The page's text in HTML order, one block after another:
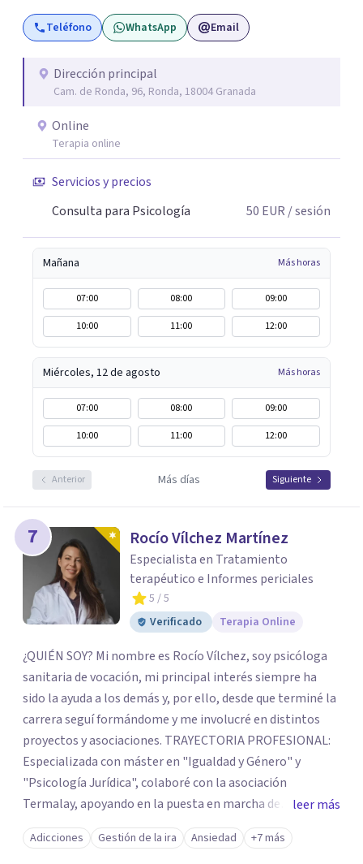
Entiendo la terapia como un espacio de
acompañamiento donde poder dar sentido a lo que
permitan vivir con mayor equilibrio y bienestar.
Teléfono WhatsApp Email
Dirección principal
Cam. de Ronda, 96, Ronda, 18004 Granada
Online
Terapia online
Servicios y precios
Consulta para Psicología
50 EUR / sesión
Mañana Más horas
07:00 08:00
09:00
10:00
11:00 12:00
Miércoles, 12 de agosto Más horas
07:00 08:00
09:00
10:00
11:00 12:00
Anterior Más días Siguiente
7 Rocío Vílchez Martínez
Especialista en Tratamiento
terapéutico e Informes periciales
5 / 5
Verificado
Terapia Online
¿QUIÉN SOY? Mi nombre es Rocío Vílchez, soy psicóloga
sanitaria de vocación, mi principal interés siempre ha
sido la ayuda a los demás y, por ello, desde que terminé la
carrera seguí formándome y me involucré en distintos
proyectos y asociaciones. TRAYECTORIA PROFESIONAL:
Especializada con máster en "Igualdad y Género" y
"Psicología Jurídica", colaboré con la asociación
Termalay, apoyando en la puesta en marcha de
programas para el apoyo a familias; en Márgenes y
Vínculos, valoración e intervención con menores; en el
leer más
Adicciones Gestión de la ira Ansiedad +7 más